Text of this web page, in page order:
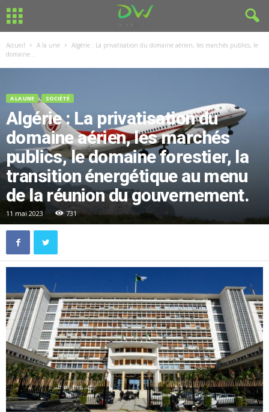
Accueil A la une
Algérie : La privatisation du domaine aérien, les marchés publics, le
domaine...
A LA UNE SOCIÉTÉ
Algérie : La privatisation du
domaine aérien, les marchés
publics, le domaine forestier, la
transition énergétique au menu
de la réunion du gouvernement.
11 mai 2023 731